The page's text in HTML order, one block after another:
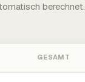
berechnet.
GESAMT